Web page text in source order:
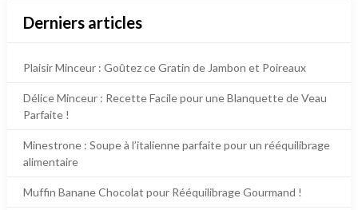
Derniers articles
Plaisir Minceur : Goûtez ce Gratin de Jambon et Poireaux
Délice Minceur : Recette Facile pour une Blanquette de Veau
Parfaite !
Minestrone : Soupe à l’italienne parfaite pour un rééquilibrage
alimentaire
Muffin Banane Chocolat pour Rééquilibrage Gourmand !